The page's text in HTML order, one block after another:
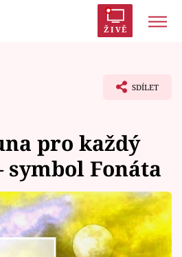
ŽIVĚ
SDÍLET
pro každý
symbol Fonáta